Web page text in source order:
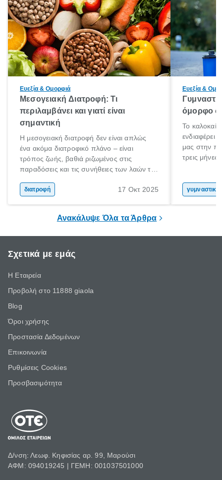
Ευεξία & Ομορφιά
Μεσογειακή Διατροφή: Τι
περιλαμβάνει και γιατί είναι
σημαντική
Η μεσογειακή διατροφή δεν είναι απλώς
ένα ακόμα διατροφικό πλάνο – είναι
τρόπος ζωής, βαθιά ριζωμένος στις
παραδόσεις και τις συνήθειες των λαών της
και ανεπεξέργαστα υλικά, αυτή η διατροφή
διατροφή 17 Οκτ 2025
Ευεξία &
όμορφο
Το
ενδιαφέρει
μας στην
τρεις μήνες
σου! Δεν
καλοκαίρι
γυμναστική
Ανακάλυψε Όλα τα Άρθρα
Σχετικά με εμάς
Η Εταιρεία
Προβολή στο 11888 giaola
Blog
Όροι χρήσης
Προστασία Δεδομένων
Επικοινωνία
Ρυθμίσεις Cookies
Προσβασιμότητα
Δ/νση: Λεωφ. Κηφισίας αρ. 99, Μαρούσι
ΑΦΜ: 094019245 | ΓΕΜΗ: 001037501000